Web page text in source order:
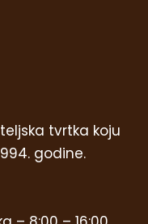
tvrtka koju
godine.